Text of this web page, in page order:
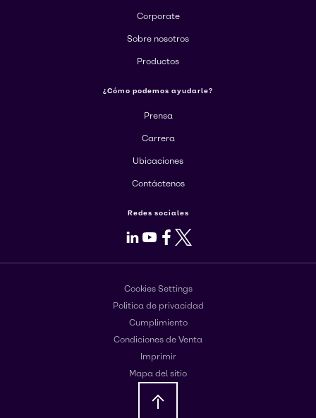
Corporate
Sobre nosotros
Productos
¿Cómo podemos ayudarle?
Prensa
Carrera
Ubicaciones
Contáctenos
Redes sociales
LinkedIn
Youtube
Facebook
X
Cookies Settings
Politica de privacidad
Cumplimiento
Condiciones de Venta
Imprimir
Mapa del sitio